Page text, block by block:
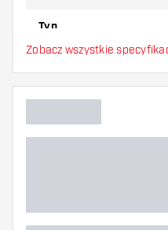
Typ
Główny kolor
Zobacz wszystkie